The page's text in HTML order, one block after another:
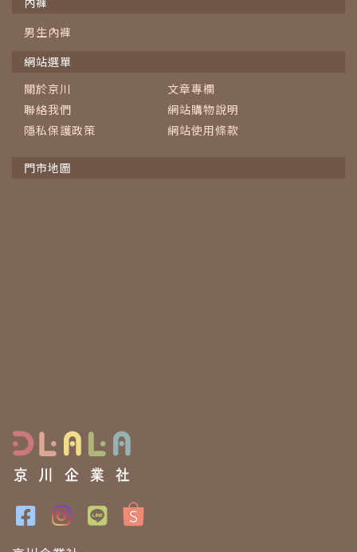
男生內褲
網站選單
關於京川
文章專欄
聯絡我們
網站購物說明
隱私保護政策
網站使用條款
門市地圖